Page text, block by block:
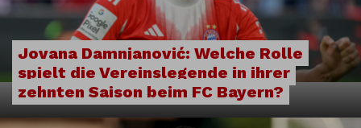
Jovana Damnjanović: Welche Rolle
spielt die Vereinslegende in ihrer
zehnten Saison beim FC Bayern?